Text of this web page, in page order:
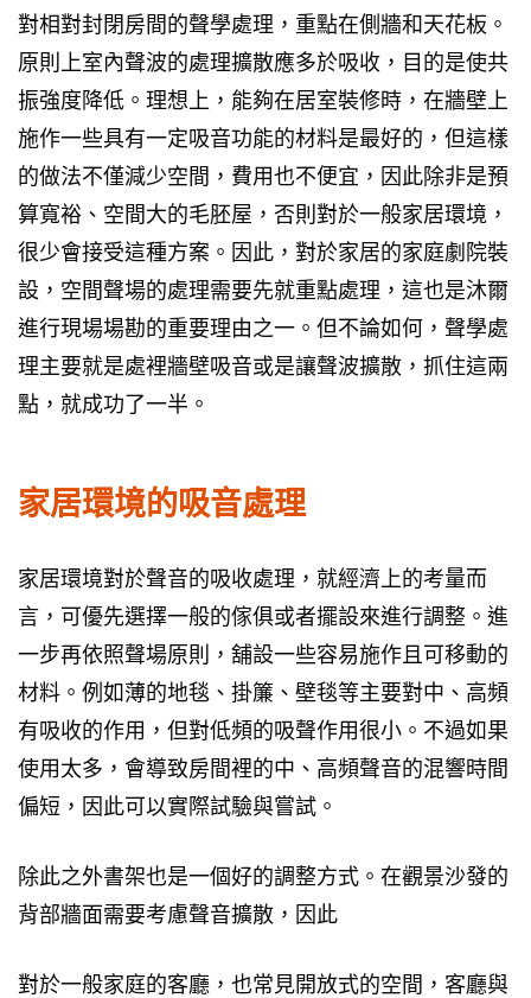
對相對封閉房間的聲學處理，重點在側牆和天花板。
原則上室內聲波的處理擴散應多於吸收，目的是使共
振強度降低。理想上，能夠在居室裝修時，在牆壁上
施作一些具有一定吸音功能的材料是最好的，但這樣
的做法不僅減少空間，費用也不便宜，因此除非是預
算寬裕、空間大的毛胚屋，否則對於一般家居環境，
很少會接受這種方案。因此，對於家居的家庭劇院裝
設，空間聲場的處理需要先就重點處理，這也是沐爾
進行現場場勘的重要理由之一。但不論如何，聲學處
理主要就是處裡牆壁吸音或是讓聲波擴散，抓住這兩
點，就成功了一半。
家居環境的吸音處理
家居環境對於聲音的吸收處理，就經濟上的考量而
言，可優先選擇一般的傢俱或者擺設來進行調整。進
一步再依照聲場原則，舖設一些容易施作且可移動的
材料。例如薄的地毯、掛簾、壁毯等主要對中、高頻
有吸收的作用，但對低頻的吸聲作用很小。不過如果
使用太多，會導致房間裡的中、高頻聲音的混響時間
偏短，因此可以實際試驗與嘗試。
除此之外書架也是一個好的調整方式。在觀景沙發的
背部牆面需要考慮聲音擴散，因此
對於一般家庭的客廳，也常見開放式的空間，客廳與